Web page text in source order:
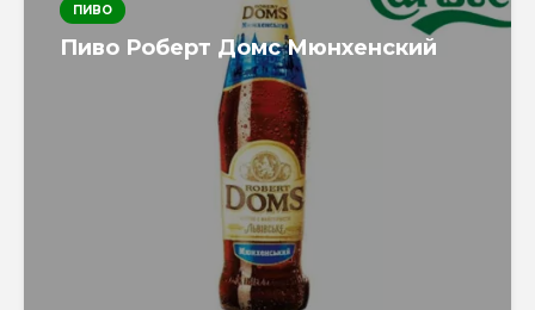
ПИВО
Пиво Роберт Домс Мюнхенский